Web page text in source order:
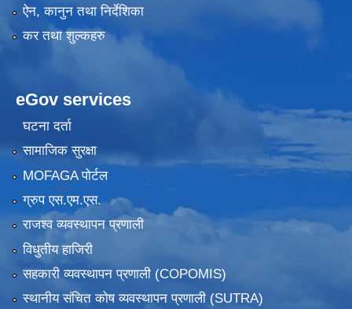
ऐन, कानुन तथा निर्देशिका
कर तथा शुल्कहरु
eGov services
घटना दर्ता
सामाजिक सुरक्षा
MOFAGA पोर्टल
ग्रुप एस.एम.एस.
राजश्व व्यवस्थापन प्रणाली
विधुतीय हाजिरी
सहकारी व्यवस्थापन प्रणाली (COPOMIS)
स्थानीय संचित कोष व्यवस्थापन प्रणाली (SUTRA)